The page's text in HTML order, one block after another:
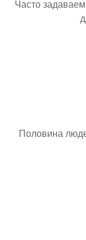
Часто
Половина